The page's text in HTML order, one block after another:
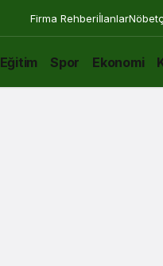
Firma Rehberiİlanlar
Eğitim Spor Ekonomi